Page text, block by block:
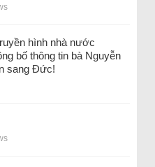
hình nhà nước
bố thông tin bà Nguyễn
sang Đức!